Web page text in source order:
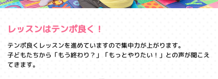
レッスンはテンポ良く！
テンポ良くレッスンを進めていますので集中力が上がります。
子どもたちから「もう終わり？」「もっとやりたい！」との声が聞こえ
てきます。